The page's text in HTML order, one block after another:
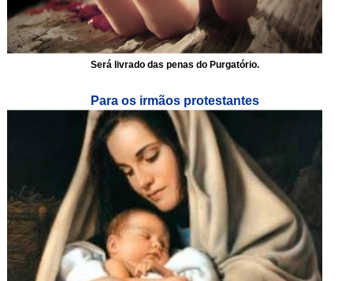
Será livrado das penas do Purgatório.
Para os irmãos protestantes